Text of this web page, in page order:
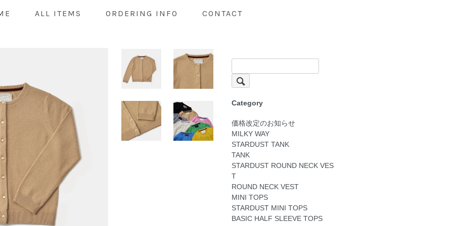
ALL ITEMS ORDERING INFO CONTACT
Category
価格改定のお知らせ
MILKY WAY
STARDUST TANK
TANK
STARDUST ROUND NECK VES
T
ROUND NECK VEST
MINI TOPS
STARDUST MINI TOPS
BASIC HALF SLEEVE TOPS